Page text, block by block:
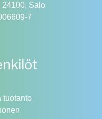
24100, Salo
7
tuotanto